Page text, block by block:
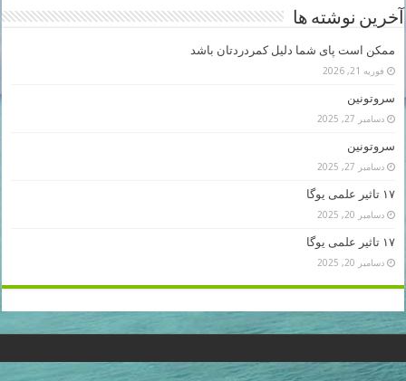
آخرین نوشته ها
ممکن است پای شما دلیل کمردردتان باشد
فوریه 21, 2026
سروتونین
دسامبر 27, 2025
سروتونین
دسامبر 27, 2025
۱۷ تاثیر علمی یوگا
دسامبر 20, 2025
۱۷ تاثیر علمی یوگا
دسامبر 20, 2025